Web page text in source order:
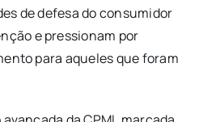
de defesa do consumidor
e pressionam por
para aqueles que foram